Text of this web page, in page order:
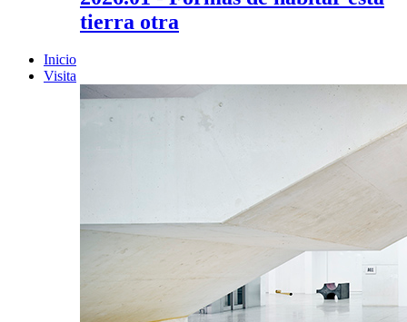
tierra otra
Inicio
Visita